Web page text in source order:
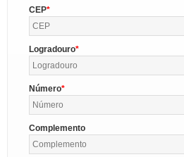
CEP
Logradouro
Número
Complemento